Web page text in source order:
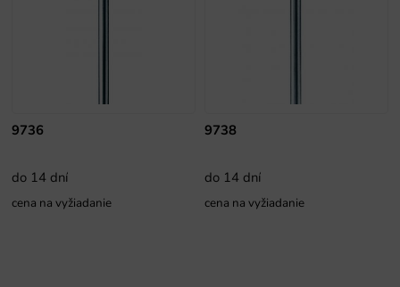
9736
do 14 dní
cena na vyžiadanie
9738
do 14 dní
cena na vyžiadanie